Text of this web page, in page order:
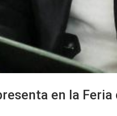
en la Feria